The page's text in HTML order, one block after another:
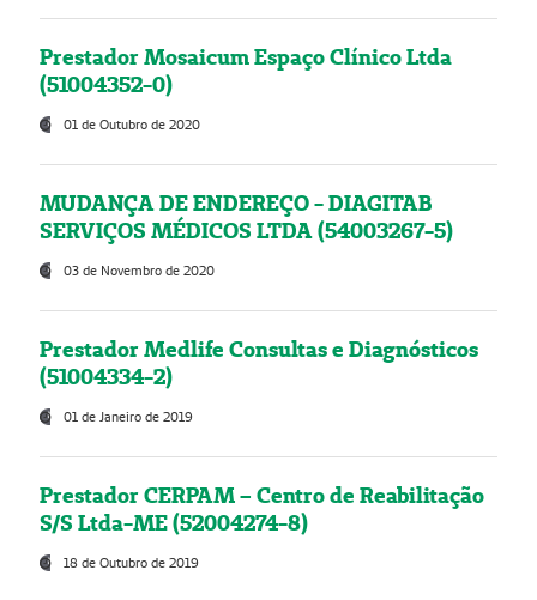
Prestador Mosaicum Espaço Clínico Ltda
(51004352-0)
01 de Outubro de 2020
MUDANÇA DE ENDEREÇO - DIAGITAB
SERVIÇOS MÉDICOS LTDA (54003267-5)
03 de Novembro de 2020
Prestador Medlife Consultas e Diagnósticos
(51004334-2)
01 de Janeiro de 2019
Prestador CERPAM – Centro de Reabilitação
S/S Ltda-ME (52004274-8)
18 de Outubro de 2019